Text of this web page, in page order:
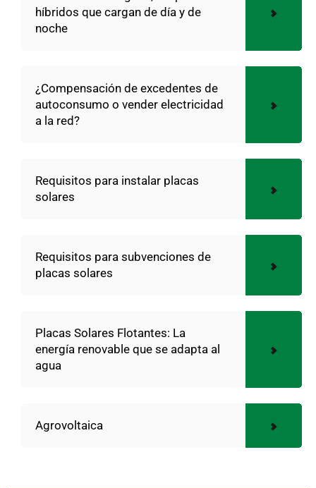
híbridos que cargan de día y de
noche
¿Compensación de excedentes de
autoconsumo o vender electricidad
a la red?
Requisitos para instalar placas
solares
Requisitos para subvenciones de
placas solares
Placas Solares Flotantes: La
energía renovable que se adapta al
agua
Agrovoltaica